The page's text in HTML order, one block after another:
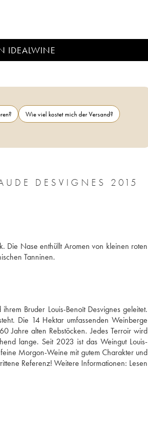
IDEALWINE
Wie viel kostet mich der Versand?
DESVIGNES 2015
Die Nase enthüllt Aromen von kleinen roten
Tanninen.
Bruder Louis-Benoît Desvignes geleitet.
Die 14 Hektar umfassenden Weinberge
Jahre alten Rebstöcken. Jedes Terroir wird
lange. Seit 2023 ist das Weingut Louis-
Morgon-Weine mit gutem Charakter und
Referenz! Weitere Informationen: Lesen